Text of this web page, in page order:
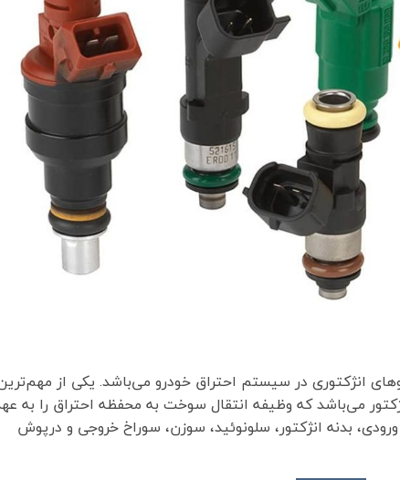
انژکتوری در سیستم احتراق خودرو می‌باشد. یکی از
می‌باشد که وظیفه انتقال سوخت به محفظه احتراق را به
بدنه انژکتور، سلونوئید، سوزن، سوراخ خروجی و درپوش